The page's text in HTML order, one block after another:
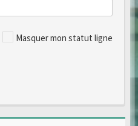
Masquer mon statut ligne